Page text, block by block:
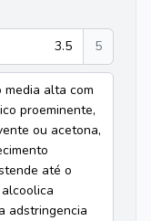
3.5 5
alta com
proeminente,
ou acetona,
até o
adstringencia